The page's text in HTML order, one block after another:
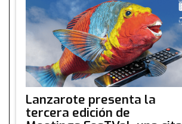
Lanzarote presenta la
tercera edición de